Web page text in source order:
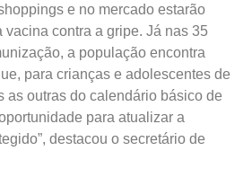
e no mercado estarão
contra a gripe. Já nas 35
a população encontra
para crianças e adolescentes de
as outras do calendário básico de
para atualizar a
destacou o secretário de